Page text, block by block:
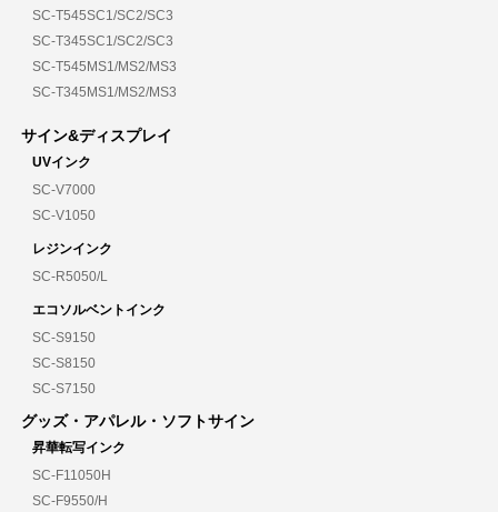
SC-T545SC1/SC2/SC3
SC-T345SC1/SC2/SC3
SC-T545MS1/MS2/MS3
SC-T345MS1/MS2/MS3
サイン&ディスプレイ
UVインク
SC-V7000
SC-V1050
レジンインク
SC-R5050/L
エコソルベントインク
SC-S9150
SC-S8150
SC-S7150
グッズ・アパレル・ソフトサイン
昇華転写インク
SC-F11050H
SC-F9550/H